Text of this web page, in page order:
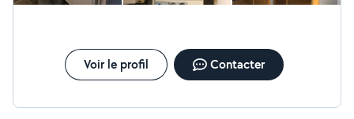
Voir le profil Contacter